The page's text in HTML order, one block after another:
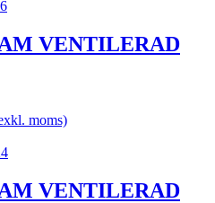
VENTILERAD
moms)
VENTILERAD